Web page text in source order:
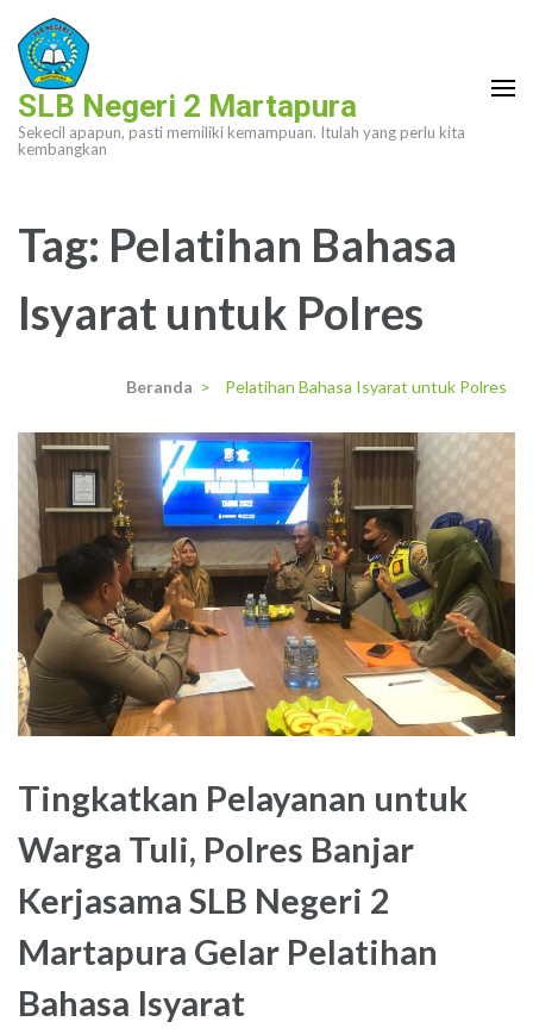
Lompat
ke
konten
(Tekan
Enter)
SLB Negeri 2 Martapura
Sekecil apapun, pasti memiliki kemampuan. Itulah yang perlu kita
kembangkan
Tag: Pelatihan Bahasa
Isyarat untuk Polres
Beranda > Pelatihan Bahasa Isyarat untuk Polres
Tingkatkan Pelayanan untuk
Warga Tuli, Polres Banjar
Kerjasama SLB Negeri 2
Martapura Gelar Pelatihan
Bahasa Isyarat